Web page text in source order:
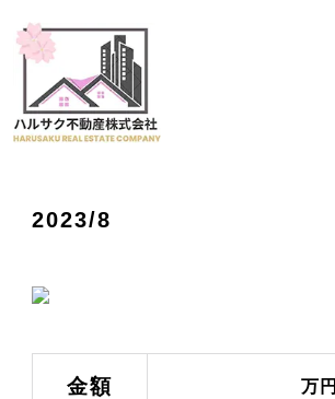
2023/8
金額 万円